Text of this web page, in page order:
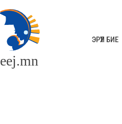
eej.mn
ЭРҮҮЛ БИЕ